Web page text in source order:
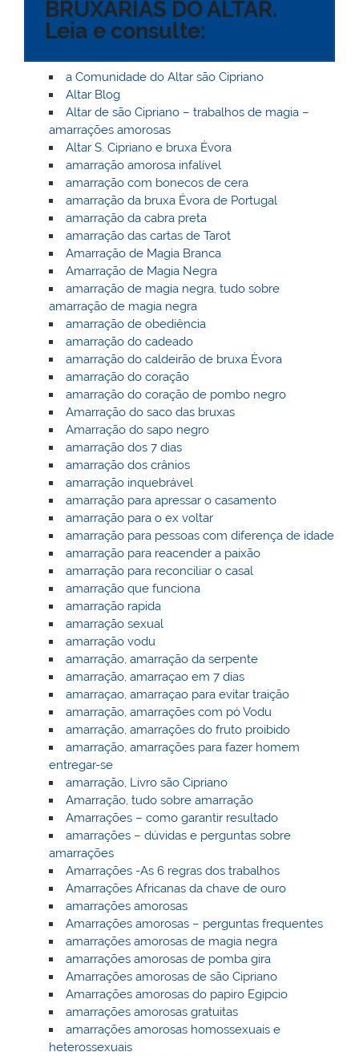
l
k
m
BRUXARIAS DO ALTAR.
Leia e consulte:
a Comunidade do Altar são Cipriano
Altar Blog
Altar de são Cipriano – trabalhos de magia –
amarrações amorosas
Altar S. Cipriano e bruxa Évora
amarração amorosa infalível
amarração com bonecos de cera
amarração da bruxa Évora de Portugal
amarração da cabra preta
amarração das cartas de Tarot
Amarração de Magia Branca
Amarração de Magia Negra
amarração de magia negra, tudo sobre
amarração de magia negra
amarração de obediência
amarração do cadeado
amarração do caldeirão de bruxa Èvora
amarração do coração
amarração do coração de pombo negro
Amarração do saco das bruxas
Amarração do sapo negro
amarração dos 7 dias
amarração dos crânios
amarração inquebrável
amarração para apressar o casamento
amarração para o ex voltar
amarração para pessoas com diferença de idade
amarração para reacender a paixão
amarração para reconciliar o casal
amarração que funciona
amarração rapida
amarração sexual
amarração vodu
amarração, amarração da serpente
amarração, amarraçao em 7 dias
amarraçao, amarraçao para evitar traição
amarração, amarrações com pó Vodu
amarração, amarrações do fruto proibido
amarração, amarrações para fazer homem
entregar-se
amarração, Livro são Cipriano
Amarração, tudo sobre amarração
Amarrações – como garantir resultado
amarrações – dúvidas e perguntas sobre
amarrações
Amarrações -As 6 regras dos trabalhos
Amarrações Africanas da chave de ouro
amarrações amorosas
Amarrações amorosas – perguntas frequentes
amarrações amorosas de magia negra
amarrações amorosas de pomba gira
Amarrações amorosas de são Cipriano
Amarrações amorosas do papiro Egipcio
amarrações amorosas gratuitas
amarrações amorosas homossexuais e
heterossexuais